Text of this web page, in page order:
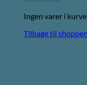
Ingen varer i
Tilbage til shoppen